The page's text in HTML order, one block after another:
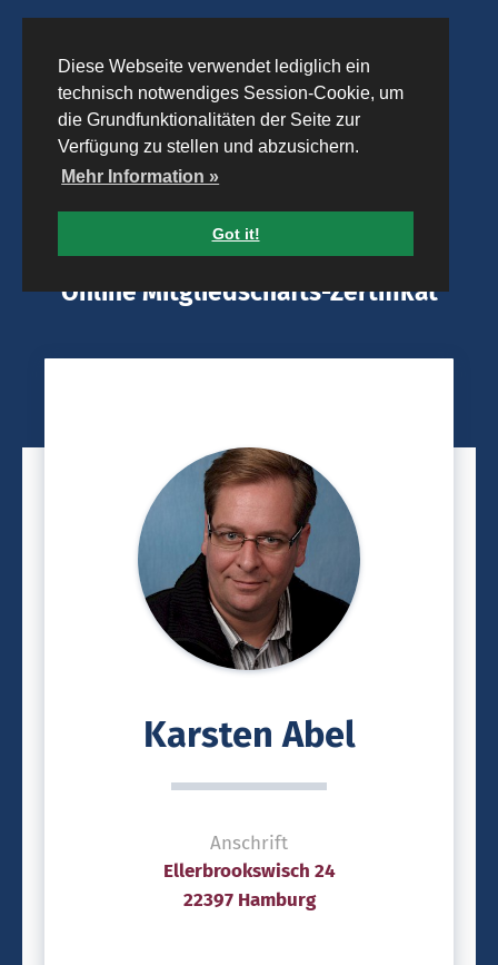
Diese Webseite verwendet lediglich ein
technisch notwendiges Session-Cookie, um
die Grundfunktionalitäten der Seite zur
Verfügung zu stellen und abzusichern.
Mehr Information »
Got it!
Online Mitgliedschafts-Zertifikat
Karsten Abel
Anschrift
Ellerbrookswisch 24
22397 Hamburg